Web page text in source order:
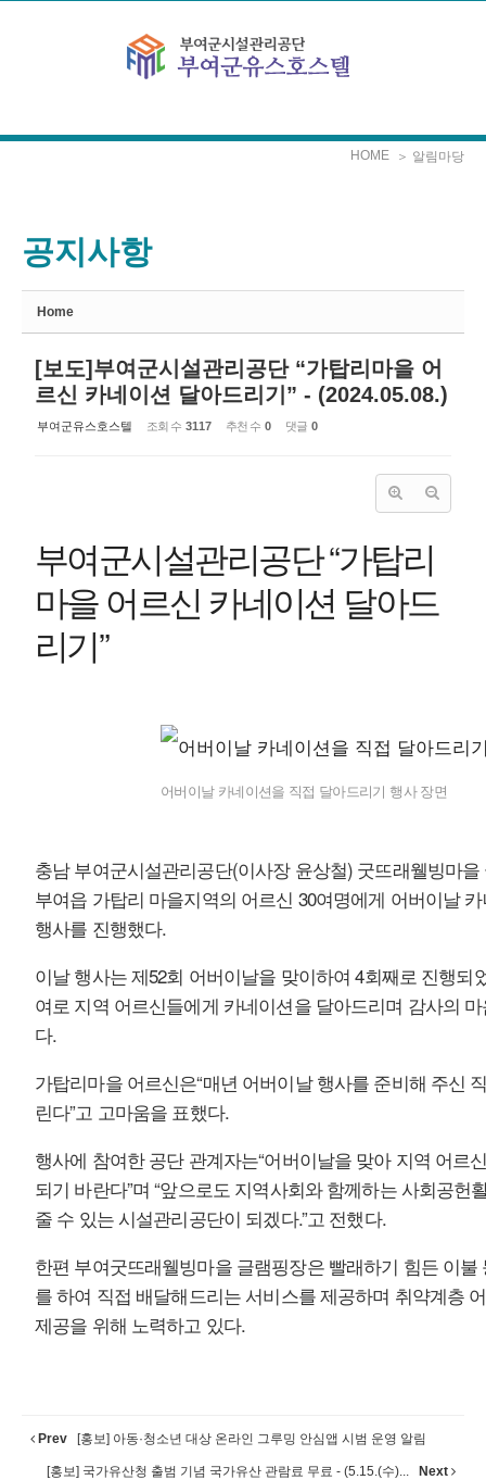
HOME ＞ 알림마당
공지사항
Home
[보도]부여군시설관리공단 “가탑리마을 어
르신 카네이션 달아드리기” - (2024.05.08.)
부여군유스호스텔 조회 수 3117 추천 수 0 댓글 0
부여군시설관리공단 “가탑리
마을 어르신 카네이션 달아드
리기”
어버이날 카네이션을 직접 달아드리기 행사 장면
충남 부여군시설관리공단(이사장 윤상철) 굿뜨래웰빙마
부여읍 가탑리 마을지역의 어르신 30여명에게 어버이날
행사를 진행했다.
이날 행사는 제52회 어버이날을 맞이하여 4회째로 진행되
여로 지역 어르신들에게 카네이션을 달아드리며 감사의
다.
가탑리마을 어르신은“매년 어버이날 행사를 준비해 주신
린다”고 고마움을 표했다.
행사에 참여한 공단 관계자는“어버이날을 맞아 지역 어르
되기 바란다”며 “앞으로도 지역사회와 함께하는 사회공헌
줄 수 있는 시설관리공단이 되겠다.”고 전했다.
한편 부여굿뜨래웰빙마을 글램핑장은 빨래하기 힘든 이
를 하여 직접 배달해드리는 서비스를 제공하며 취약계층
제공을 위해 노력하고 있다.
Prev [홍보] 아동·청소년 대상 온라인 그루밍 안심앱 시범 운영 알림
[홍보] 국가유산청 출범 기념 국가유산 관람료 무료 - (5.15.(수)... Next